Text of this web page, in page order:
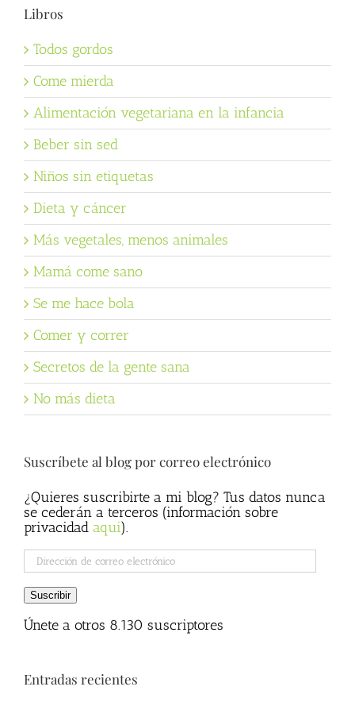
Libros
Todos gordos
Come mierda
Alimentación vegetariana en la infancia
Beber sin sed
Niños sin etiquetas
Dieta y cáncer
Más vegetales, menos animales
Mamá come sano
Se me hace bola
Comer y correr
Secretos de la gente sana
No más dieta
Suscríbete al blog por correo electrónico
¿Quieres suscribirte a mi blog? Tus datos nunca
se cederán a terceros (información sobre
privacidad aqui).
Dirección
de
correo
electrónico
Suscribir
Únete a otros 8.130 suscriptores
Entradas recientes